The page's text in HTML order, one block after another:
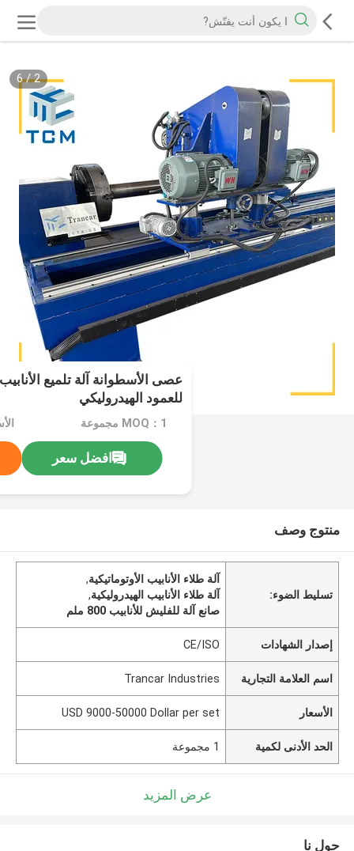
2
/
6
للعمود الهيدروليكي
MOQ：1 مجموعة
افضل سعر
منتوج وصف
تسليط الضوء:
آلة طلاء الأنابيب الأوتوماتيكية,
آلة طلاء الأنابيب الهيدروليكية,
صانع آلة للفليش للأنابيب 800 ملم
إصدار الشهادات CE/ISO
اسم العلامة التجارية Trancar Industries
الأسعار USD 9000-50000 Dollar per set
الحد الأدنى لكمية 1 مجموعة
عرض المزيد
حول نا